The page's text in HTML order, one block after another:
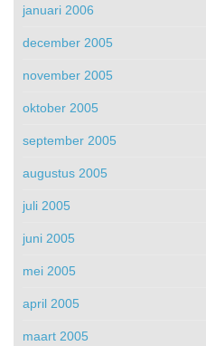
januari 2006
december 2005
november 2005
oktober 2005
september 2005
augustus 2005
juli 2005
juni 2005
mei 2005
april 2005
maart 2005